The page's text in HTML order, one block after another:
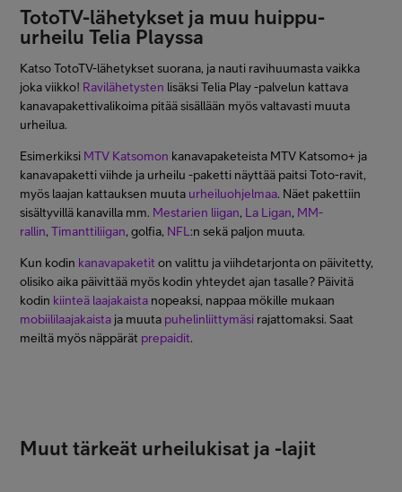
TotoTV-lähetykset ja muu huippu-
urheilu Telia Playssa
Katso TotoTV-lähetykset suorana, ja nauti ravihuumasta vaikka
joka viikko! Ravilähetysten lisäksi Telia Play -palvelun kattava
kanavapakettivalikoima pitää sisällään myös valtavasti muuta
urheilua.
Esimerkiksi MTV Katsomon kanavapaketeista MTV Katsomo+ ja
kanavapaketti viihde ja urheilu -paketti näyttää paitsi Toto-ravit,
myös laajan kattauksen muuta urheiluohjelmaa. Näet pakettiin
sisältyvillä kanavilla mm. Mestarien liigan, La Ligan, MM-
rallin,Timanttiliigan, golfia, NFL :n sekä paljon muuta.
Kun kodin kanavapaketit on valittu ja viihdetarjonta on päivitetty,
olisiko aika päivittää myös kodin yhteydet ajan tasalle? Päivitä
kodin kiinteä laajakaista nopeaksi, nappaa mökille mukaan
mobiililaajakaista ja muuta puhelinliittymäsi rajattomaksi. Saat
meiltä myös näppärät prepaidit.
Muut tärkeät urheilukisat ja -lajit